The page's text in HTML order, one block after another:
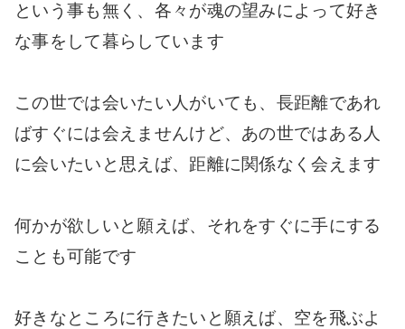
という事も無く、各々が魂の望みによって好き
な事をして暮らしています
この世では会いたい人がいても、長距離であれ
ばすぐには会えませんけど、あの世ではある人
に会いたいと思えば、距離に関係なく会えます
何かが欲しいと願えば、それをすぐに手にする
ことも可能です
好きなところに行きたいと願えば、空を飛ぶよ